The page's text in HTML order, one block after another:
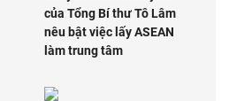
của Tổng Bí thư Tô Lâm
nêu bật việc lấy ASEAN
làm trung tâm